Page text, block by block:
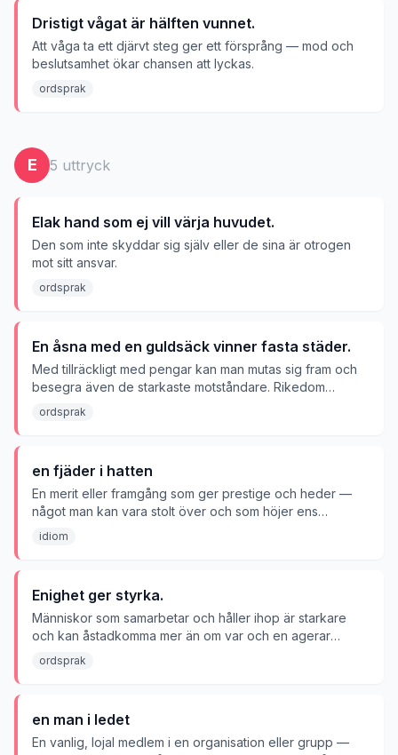
Dristigt vågat är hälften vunnet.
Att våga ta ett djärvt steg ger ett försprång — mod och
beslutsamhet ökar chansen att lyckas.
ordsprak
E 5 uttryck
Elak hand som ej vill värja huvudet.
Den som inte skyddar sig själv eller de sina är otrogen
mot sitt ansvar.
ordsprak
En åsna med en guldsäck vinner fasta städer.
Med tillräckligt med pengar kan man mutas sig fram och
besegra även de starkaste motståndare. Rikedom
övervinner alla hinder.
ordsprak
en fjäder i hatten
En merit eller framgång som ger prestige och heder —
något man kan vara stolt över och som höjer ens
anseende.
idiom
Enighet ger styrka.
Människor som samarbetar och håller ihop är starkare
och kan åstadkomma mer än om var och en agerar
ensam.
ordsprak
en man i ledet
En vanlig, lojal medlem i en organisation eller grupp —